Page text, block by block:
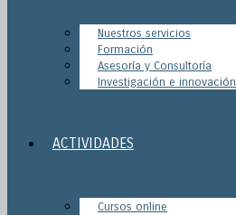
Nuestros servicios
Formación
Asesoría y Consultoría
Investigación e innovación
ACTIVIDADES
Cursos online